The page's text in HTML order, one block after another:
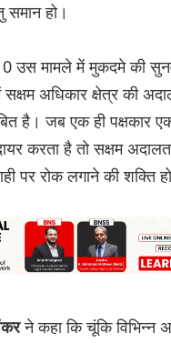
समान हो।
उस मामले में मुकदमे की
अधिकार क्षेत्र की
है। जब एक ही पक्षकार
करता है तो सक्षम
पर रोक लगाने की शक्ति
ने कहा कि चूंकि विभिन्न